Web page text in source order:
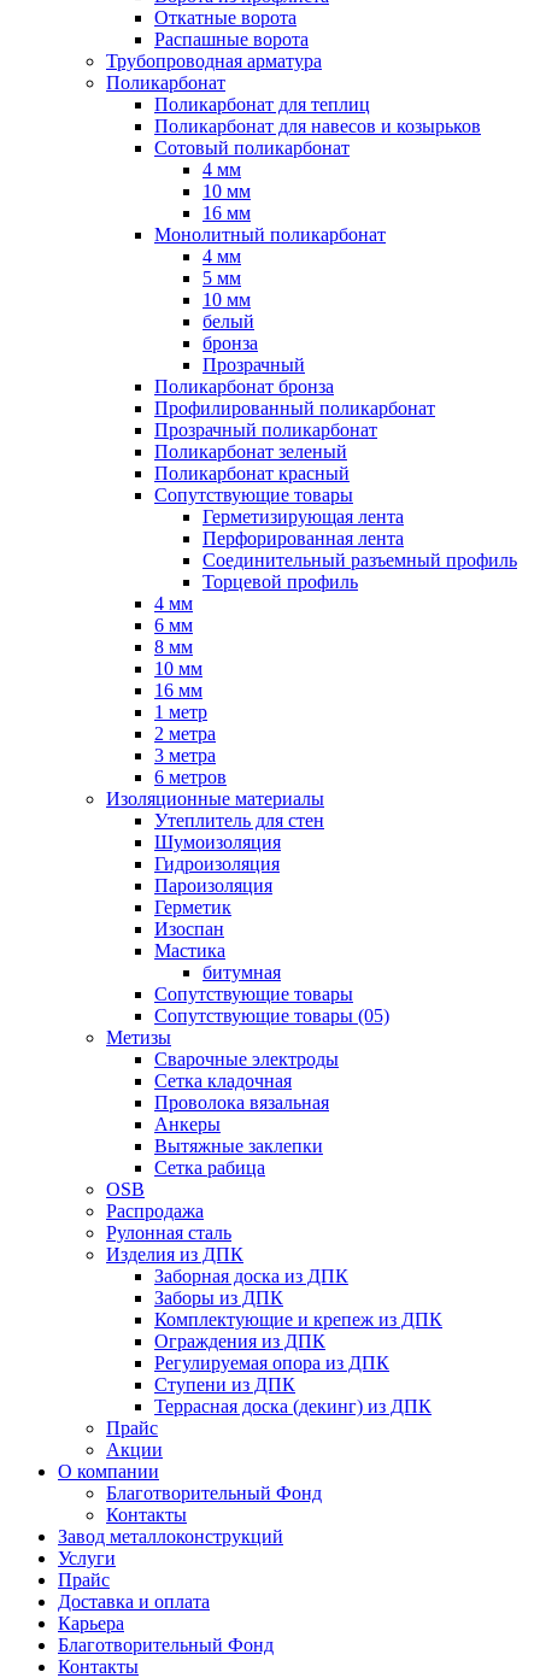
Откатные ворота
Распашные ворота
Трубопроводная арматура
Поликарбонат
Поликарбонат для теплиц
Поликарбонат для навесов и козырьков
Сотовый поликарбонат
4 мм
10 мм
16 мм
Монолитный поликарбонат
4 мм
5 мм
10 мм
белый
бронза
Прозрачный
Поликарбонат бронза
Профилированный поликарбонат
Прозрачный поликарбонат
Поликарбонат зеленый
Поликарбонат красный
Сопутствующие товары
Герметизирующая лента
Перфорированная лента
Соединительный разъемный профиль
Торцевой профиль
4 мм
6 мм
8 мм
10 мм
16 мм
1 метр
2 метра
3 метра
6 метров
Изоляционные материалы
Утеплитель для стен
Шумоизоляция
Гидроизоляция
Пароизоляция
Герметик
Изоспан
Мастика
битумная
Сопутствующие товары
Сопутствующие товары (05)
Метизы
Сварочные электроды
Сетка кладочная
Проволока вязальная
Анкеры
Вытяжные заклепки
Сетка рабица
OSB
Распродажа
Рулонная сталь
Изделия из ДПК
Заборная доска из ДПК
Заборы из ДПК
Комплектующие и крепеж из ДПК
Ограждения из ДПК
Регулируемая опора из ДПК
Ступени из ДПК
Террасная доска (декинг) из ДПК
Прайс
Акции
О компании
Благотворительный Фонд
Контакты
Завод металлоконструкций
Услуги
Прайс
Доставка и оплата
Карьера
Благотворительный Фонд
Контакты